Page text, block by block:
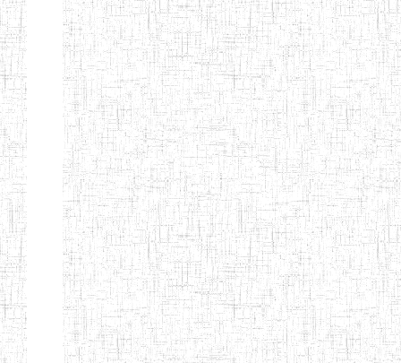
BILINGUE
SENTTI-IBES
ENIEG PRIVEE
BILINGUE LES
ROSSIGNOLS
MAJORS
06/06/2016 ENIEG Privé
ENI PRIVEE
LAIQUE
22/09/2000 ENIEG Privé
ENIEG BERYLA 06/06/2014 ENIEG Privé
ENIEG
L'EXCELLENCE
28/08/2009 ENIEG Privé